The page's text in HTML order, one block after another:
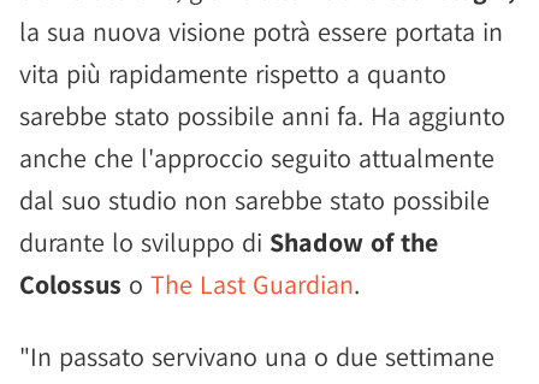
la sua nuova visione potrà essere portata in
vita più rapidamente rispetto a quanto
sarebbe stato possibile anni fa. Ha aggiunto
anche che l'approccio seguito attualmente
dal suo studio non sarebbe stato possibile
durante lo sviluppo di Shadow of the
Colossus o The Last Guardian.
"In passato servivano una o due settimane